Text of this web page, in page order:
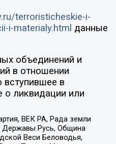
terroristicheskie-i-
i-materialy.html данные
объединений и
в отношении
вступившее в
о ликвидации или
ВЕК РА, Рада земли
Державы Русь, Община
Веси Беловодья,